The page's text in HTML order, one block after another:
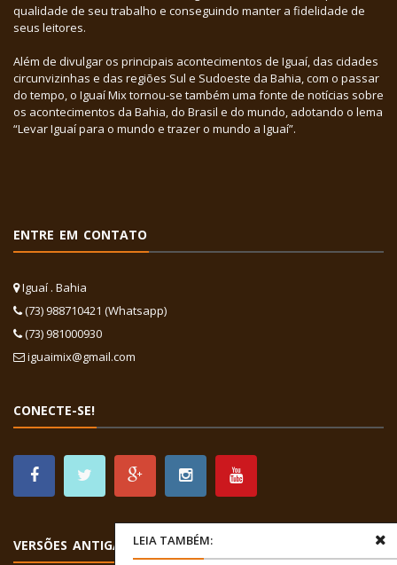
LEIA TAMBÉM:
qualidade de seu trabalho e conseguindo manter a fidelidade de
seus leitores.
Além de divulgar os principais acontecimentos de Iguaí, das cidades
circunvizinhas e das regiões Sul e Sudoeste da Bahia, com o passar
do tempo, o Iguaí Mix tornou-se também uma fonte de notícias sobre
os acontecimentos da Bahia, do Brasil e do mundo, adotando o lema
“Levar Iguaí para o mundo e trazer o mundo a Iguaí”.
ENTRE EM CONTATO
Iguaí . Bahia
(73) 988710421 (Whatsapp)
(73) 981000930
iguaimix@gmail.com
CONECTE-SE!
VERSÕES ANTIGAS